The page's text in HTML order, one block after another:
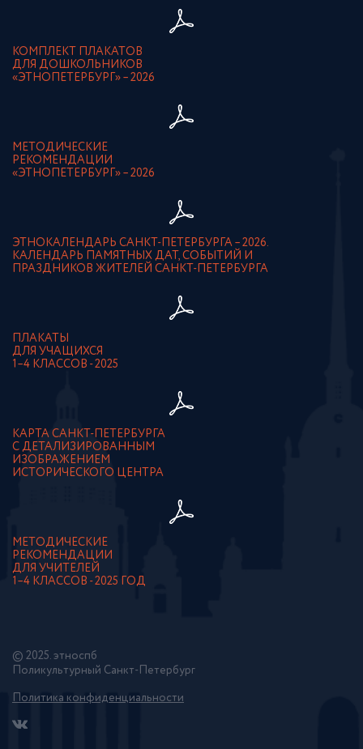
КОМПЛЕКТ ПЛАКАТОВ
ДЛЯ ДОШКОЛЬНИКОВ
«ЭТНОПЕТЕРБУРГ» – 2026
МЕТОДИЧЕСКИЕ
РЕКОМЕНДАЦИИ
«ЭТНОПЕТЕРБУРГ» – 2026
ЭТНОКАЛЕНДАРЬ САНКТ-ПЕТЕРБУРГА – 2026.
КАЛЕНДАРЬ ПАМЯТНЫХ ДАТ, СОБЫТИЙ И
ПРАЗДНИКОВ ЖИТЕЛЕЙ САНКТ-ПЕТЕРБУРГА
ПЛАКАТЫ
ДЛЯ УЧАЩИХСЯ
1–4 КЛАССОВ - 2025
КАРТА САНКТ-ПЕТЕРБУРГА
С ДЕТАЛИЗИРОВАННЫМ
ИЗОБРАЖЕНИЕМ
ИСТОРИЧЕСКОГО ЦЕНТРА
МЕТОДИЧЕСКИЕ
РЕКОМЕНДАЦИИ
ДЛЯ УЧИТЕЛЕЙ
1–4 КЛАССОВ - 2025 ГОД
© 2025. этноспб
Поликультурный Санкт-Петербург
Политика конфиденциальности